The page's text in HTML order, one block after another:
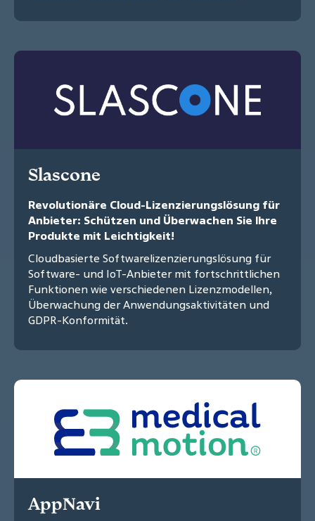
Slascone
Revolutionäre Cloud-Lizenzierungslösung für
Anbieter: Schützen und Überwachen Sie Ihre
Produkte mit Leichtigkeit!
Cloudbasierte Softwarelizenzierungslösung für
Software- und IoT-Anbieter mit fortschrittlichen
Funktionen wie verschiedenen Lizenzmodellen,
Überwachung der Anwendungsaktivitäten und
GDPR-Konformität.
AppNavi